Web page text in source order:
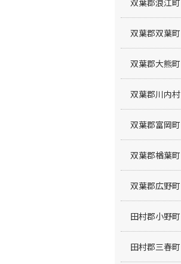
双葉郡浪江町
双葉郡双葉町
双葉郡大熊町
双葉郡川内村
双葉郡富岡町
双葉郡楢葉町
双葉郡広野町
田村郡小野町
田村郡三春町